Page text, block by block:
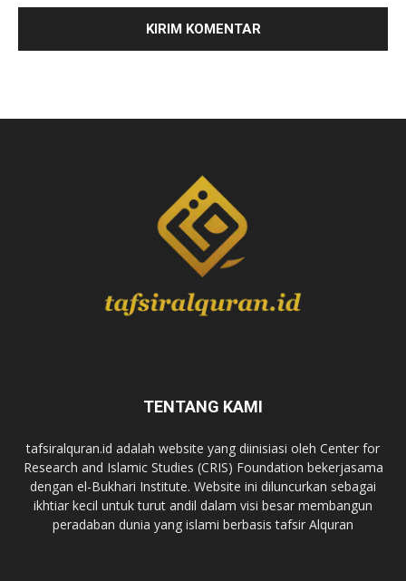
TENTANG KAMI
tafsiralquran.id adalah website yang diinisiasi oleh Center for
Research and Islamic Studies (CRIS) Foundation bekerjasama
dengan el-Bukhari Institute. Website ini diluncurkan sebagai
ikhtiar kecil untuk turut andil dalam visi besar membangun
peradaban dunia yang islami berbasis tafsir Alquran